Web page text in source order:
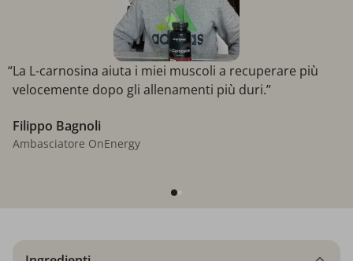
“La L-carnosina aiuta i miei muscoli a recuperare più
velocemente dopo gli allenamenti più duri.”
Filippo Bagnoli
Ambasciatore OnEnergy